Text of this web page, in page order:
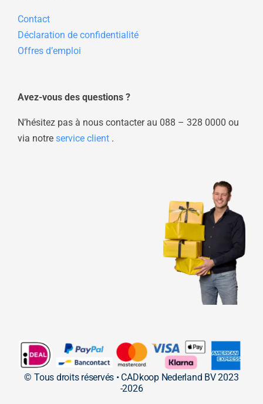
Contact
Déclaration de confidentialité
Offres d’emploi
Avez-vous des questions ?
N’hésitez pas à nous contacter au 088 – 328 0000 ou
via notre service client.
© Tous droits réservés • CADkoop Nederland BV 2023
-2026